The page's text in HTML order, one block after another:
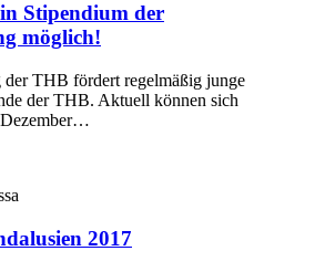
Stipendium der
möglich!
THB fördert regelmäßig junge
der THB. Aktuell können sich
Dezember…
2017